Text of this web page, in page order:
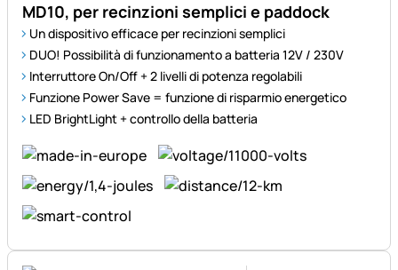
MD10, per recinzioni semplici e paddock
Un dispositivo efficace per recinzioni semplici
DUO! Possibilità di funzionamento a batteria 12V / 230V
Interruttore On/Off + 2 livelli di potenza regolabili
Funzione Power Save = funzione di risparmio energetico
LED BrightLight + controllo della batteria